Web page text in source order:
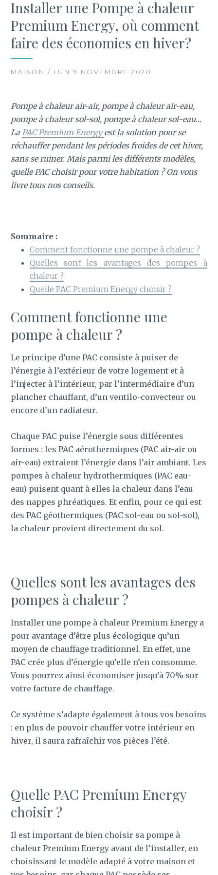
Installer une Pompe à chaleur
Premium Energy, où comment
faire des économies en hiver?
MAISON / LUN 9 NOVEMBRE 2020
Pompe à chaleur air-air, pompe à chaleur air-eau,
pompe à chaleur sol-sol, pompe à chaleur sol-eau…
La PAC Premium Energy est la solution pour se
réchauffer pendant les périodes froides de cet hiver,
sans se ruiner. Mais parmi les différents modèles,
quelle PAC choisir pour votre habitation ? On vous
livre tous nos conseils.
Sommaire :
Comment fonctionne une pompe à chaleur ?
Quelles sont les avantages des pompes à
chaleur ?
Quelle PAC Premium Energy choisir ?
Comment fonctionne une
pompe à chaleur ?
Le principe d’une PAC consiste à puiser de
l’énergie à l’extérieur de votre logement et à
l’injecter à l’intérieur, par l’intermédiaire d’un
plancher chauffant, d’un ventilo-convecteur ou
encore d’un radiateur.
Chaque PAC puise l’énergie sous différentes
formes : les PAC aérothermiques (PAC air-air ou
air-eau) extraient l’énergie dans l’air ambiant. Les
pompes à chaleur hydrothermiques (PAC eau-
eau) puisent quant à elles la chaleur dans l’eau
des nappes phréatiques. Et enfin, pour ce qui est
des PAC géothermiques (PAC sol-eau ou sol-sol),
la chaleur provient directement du sol.
Quelles sont les avantages des
pompes à chaleur ?
Installer une pompe à chaleur Premium Energy a
pour avantage d’être plus écologique qu’un
moyen de chauffage traditionnel. En effet, une
PAC crée plus d’énergie qu’elle n’en consomme.
Vous pourrez ainsi économiser jusqu’à 70% sur
votre facture de chauffage.
Ce système s’adapte également à tous vos besoins
: en plus de pouvoir chauffer votre intérieur en
hiver, il saura rafraîchir vos pièces l’été.
Quelle PAC Premium Energy
choisir ?
Il est important de bien choisir sa pompe à
chaleur Premium Energy avant de l’installer, en
choisissant le modèle adapté à votre maison et